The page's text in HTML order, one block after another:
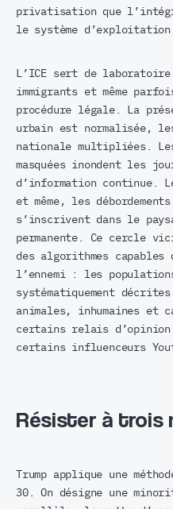
privatisation que
le système
L’ICE sert de
immigrants et même
procédure légale. La
urbain est normalisée,
nationale multipliées.
masquées inondent les
d’information continue.
et même, les
s’inscrivent dans le
permanente. Ce cercle
des algorithmes
l’ennemi : les
systématiquement
animales, inhumaines et
certains relais d’opinion
certains influenceurs
Résister à trois
Trump applique une
30. On désigne une